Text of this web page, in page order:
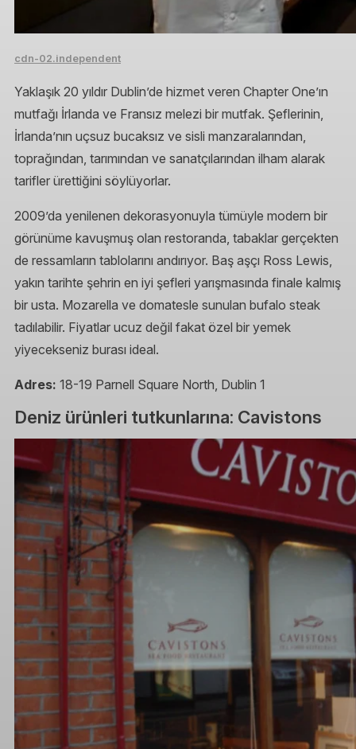
cdn-02.independent
Yaklaşık 20 yıldır Dublin’de hizmet veren Chapter One’ın
mutfağı İrlanda ve Fransız melezi bir mutfak. Şeflerinin,
İrlanda’nın uçsuz bucaksız ve sisli manzaralarından,
toprağından, tarımından ve sanatçılarından ilham alarak
tarifler ürettiğini söylüyorlar.
2009’da yenilenen dekorasyonuyla tümüyle modern bir
görünüme kavuşmuş olan restoranda, tabaklar gerçekten
de ressamların tablolarını andırıyor. Baş aşçı Ross Lewis,
yakın tarihte şehrin en iyi şefleri yarışmasında finale kalmış
bir usta. Mozarella ve domatesle sunulan bufalo steak
tadılabilir. Fiyatlar ucuz değil fakat özel bir yemek
yiyecekseniz burası ideal.
Adres: 18-19 Parnell Square North, Dublin 1
Deniz ürünleri tutkunlarına: Cavistons